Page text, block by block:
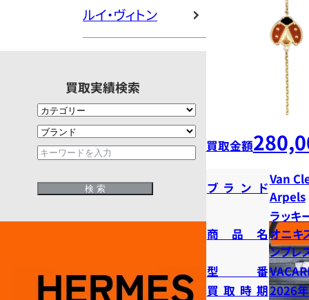
ルイ・ヴィトン
買取実績検索
買取金額
ブランド
Van
Arpels
商品名
ラッキ
オニキ
ンブレ
型番
買取時期2026